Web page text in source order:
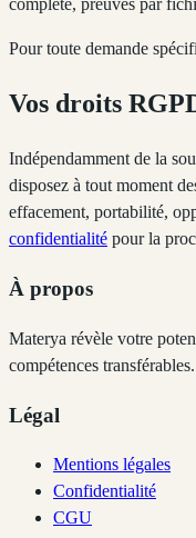
Pour toute demande
Vos droits
Indépendamment de la
disposez à tout moment
effacement, portabilité,
confidentialité pour la
À propos
Materya révèle votre
compétences transférables.
Légal
Mentions légales
Confidentialité
CGU